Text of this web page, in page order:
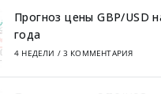
Прогноз цены GBP/USD
года
4 НЕДЕЛИ / 3 КОММЕНТАРИЯ